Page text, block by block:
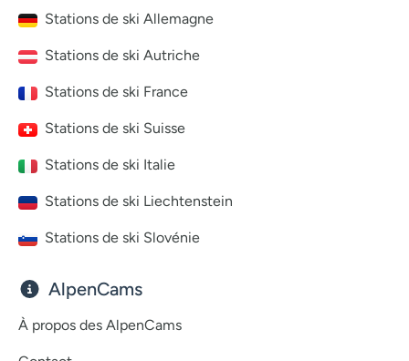
Stations de ski Allemagne
Stations de ski Autriche
Stations de ski France
Stations de ski Suisse
Stations de ski Italie
Stations de ski Liechtenstein
Stations de ski Slovénie
AlpenCams
À propos des AlpenCams